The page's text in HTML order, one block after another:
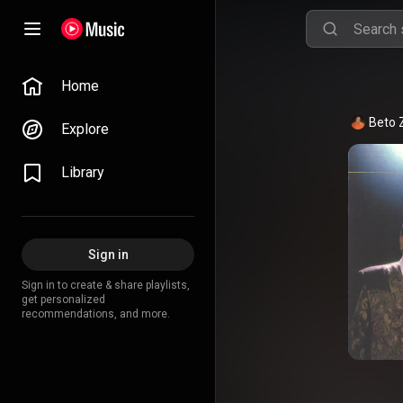
Home
Explore
Library
Sign in
Sign in to create & share playlists,
get personalized
recommendations, and more.
Beto